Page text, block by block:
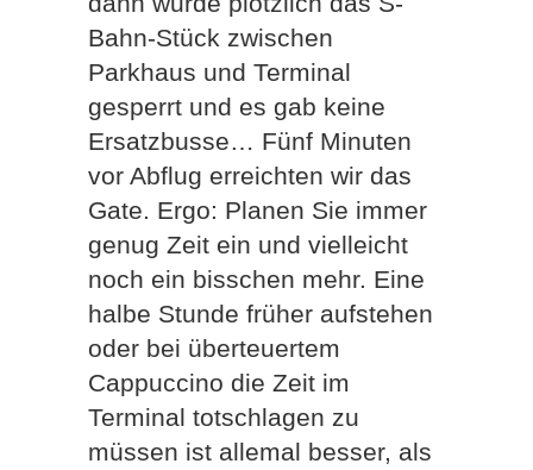
Bahn-Stück zwischen
Parkhaus und Terminal
gesperrt und es gab keine
Ersatzbusse… Fünf Minuten
vor Abflug erreichten wir das
Gate. Ergo: Planen Sie immer
genug Zeit ein und vielleicht
noch ein bisschen mehr. Eine
halbe Stunde früher aufstehen
oder bei überteuertem
Cappuccino die Zeit im
Terminal totschlagen zu
müssen ist allemal besser, als